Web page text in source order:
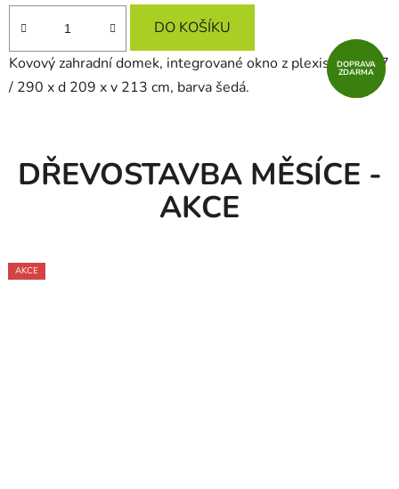
DOPRAVA
ZDARMA
DOPRAVA
ZDARMA
DO KOŠÍKU
Kovový zahradní domek, integrované okno z plexiskla š 497
/ 290 x d 209 x v 213 cm, barva šedá.
DŘEVOSTAVBA MĚSÍCE -
AKCE
TIP
AKCE
AKCE